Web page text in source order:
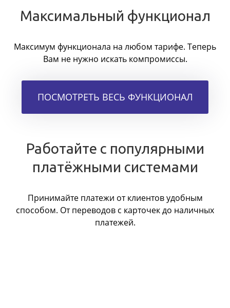
Максимальный функционал
Максимум функционала на любом тарифе. Теперь
Вам не нужно искать компромиссы.
ПОСМОТРЕТЬ ВЕСЬ ФУНКЦИОНАЛ
Работайте с популярными
платёжными системами
Принимайте платежи от клиентов удобным
способом. От переводов с карточек до наличных
платежей.